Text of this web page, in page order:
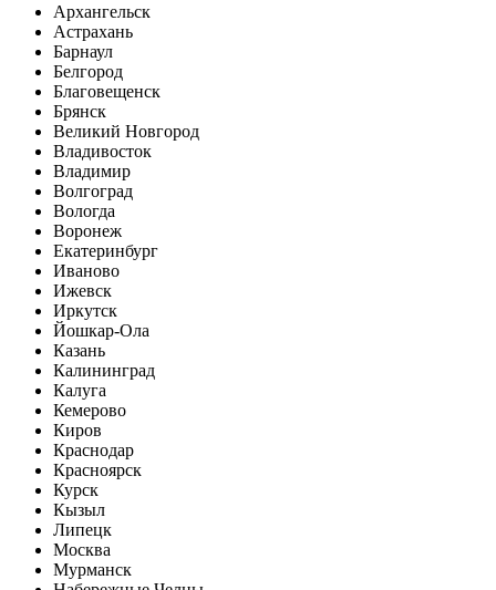
Архангельск
Астрахань
Барнаул
Белгород
Благовещенск
Брянск
Великий Новгород
Владивосток
Владимир
Волгоград
Вологда
Воронеж
Екатеринбург
Иваново
Ижевск
Иркутск
Йошкар-Ола
Казань
Калининград
Калуга
Кемерово
Киров
Краснодар
Красноярск
Курск
Кызыл
Липецк
Москва
Мурманск